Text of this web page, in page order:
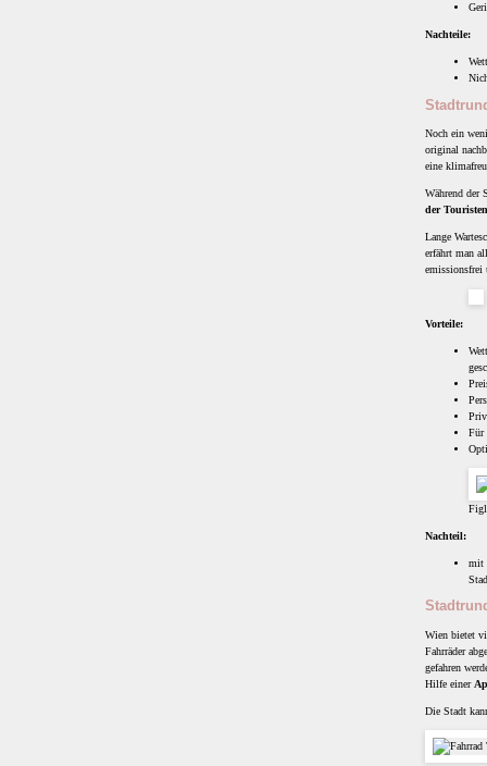
Nachteile:
Noch ein
original
eine
Während der
der
Lange
erfährt man
Vorteile:
Für
Nachteil:
mit
Wien bietet
Fahrräder
gefahren
Hilfe einer
Die Stadt